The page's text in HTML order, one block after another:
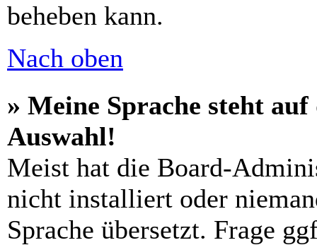
beheben kann.
Nach oben
» Meine Sprache steht
Auswahl!
Meist hat die Board-
nicht installiert oder
Sprache übersetzt. Frage